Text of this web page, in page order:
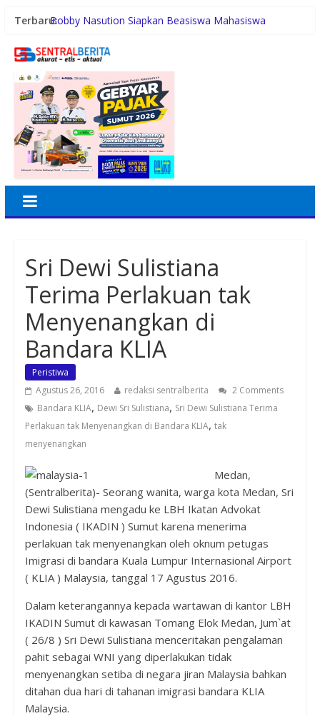
Terbaru:Bobby Nasution Siapkan Beasiswa Mahasiswa
Kesehatan Kepulauan Nias
melalui Circular Economy
Hasrul Benny Harahap Plt IKAl SMAN 6 Medan
Jaga Kamtibmas Tetap Kondusif, Satsamapta Polres
Tanjung Balai Patroli Kota
Polsek Teluk Nibung Patroli di Malam Minggu, Jaga
Keamanan dan Cegah Balap Liar
Sri Dewi Sulistiana
Terima Perlakuan tak
Menyenangkan di
Bandara KLIA
Peristiwa
Agustus 26, 2016
redaksi sentralberita
2 Comments
Bandara KLIA, Dewi Sri Sulistiana, Sri Dewi Sulistiana Terima
Perlakuan tak Menyenangkan di Bandara KLIA, tak
menyenangkan
Medan,
(Sentralberita)- Seorang wanita, warga kota Medan, Sri
Dewi Sulistiana mengadu ke LBH Ikatan Advokat
Indonesia ( IKADIN ) Sumut karena menerima
perlakuan tak menyenangkan oleh oknum petugas
Imigrasi di bandara Kuala Lumpur Internasional Airport
( KLIA ) Malaysia, tanggal 17 Agustus 2016.
Dalam keterangannya kepada wartawan di kantor LBH
IKADIN Sumut di kawasan Tomang Elok Medan, Jum`at
( 26/8 ) Sri Dewi Sulistiana menceritakan pengalaman
pahit sebagai WNI yang diperlakukan tidak
menyenangkan setiba di negara jiran Malaysia bahkan
ditahan dua hari di tahanan imigrasi bandara KLIA
Malaysia.